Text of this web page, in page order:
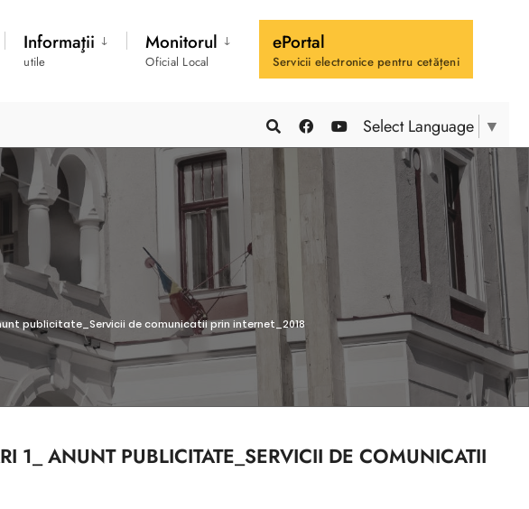
Informaţii
utile
Monitorul
Oficial Local
ePortal
Servicii electronice pentru cetățeni
Select Language ▼
publicitate_Servicii de comunicatii prin internet_2018
1_ ANUNT PUBLICITATE_SERVICII DE COMUNICATII